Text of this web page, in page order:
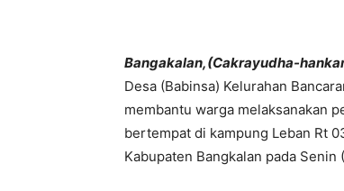
Bangakalan,(Cakrayudha-
Desa (Babinsa) Kelurahan
membantu warga melaksanakan
bertempat di kampung Leban Rt
Kabupaten Bangkalan pada Senin